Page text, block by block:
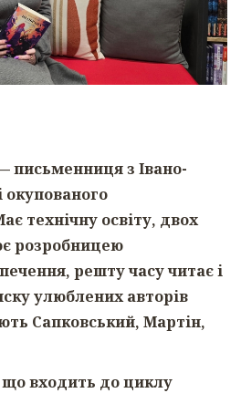
письменниця з Івано-
окупованого
технічну освіту, двох
розробницею
решту часу читає і
улюблених авторів
Сапковський, Мартін,
входить до циклу